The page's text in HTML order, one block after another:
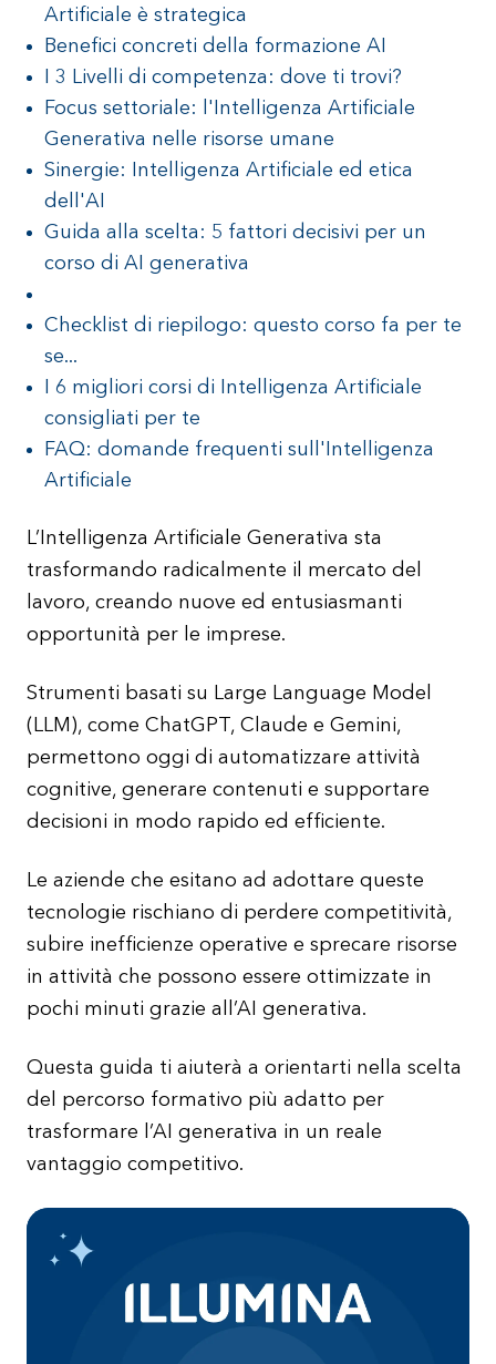
Artificiale è strategica
Benefici concreti della formazione AI
I 3 Livelli di competenza: dove ti trovi?
Focus settoriale: l'Intelligenza Artificiale
Generativa nelle risorse umane
Sinergie: Intelligenza Artificiale ed etica
dell'AI
Guida alla scelta: 5 fattori decisivi per un
corso di AI generativa
Checklist di riepilogo: questo corso fa per te
se...
I 6 migliori corsi di Intelligenza Artificiale
consigliati per te
FAQ: domande frequenti sull'Intelligenza
Artificiale
L’Intelligenza Artificiale Generativa sta
trasformando radicalmente il mercato del
lavoro, creando nuove ed entusiasmanti
opportunità per le imprese.
Strumenti basati su Large Language Model
(LLM), come ChatGPT, Claude e Gemini,
permettono oggi di automatizzare attività
cognitive, generare contenuti e supportare
decisioni in modo rapido ed efficiente.
Le aziende che esitano ad adottare queste
tecnologie rischiano di perdere competitività,
subire inefficienze operative e sprecare risorse
in attività che possono essere ottimizzate in
pochi minuti grazie all’AI generativa.
Questa guida ti aiuterà a orientarti nella scelta
del percorso formativo più adatto per
trasformare l’AI generativa in un reale
vantaggio competitivo.